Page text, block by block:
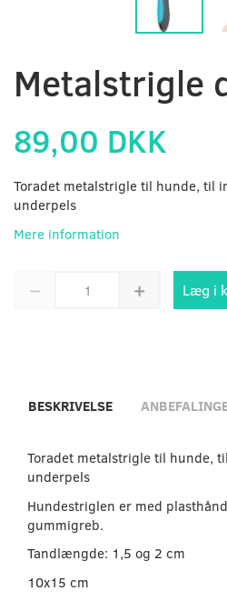
Metalstrigle
89,00 DKK
Toradet metalstrigle til hunde, til
underpels
Mere information
Læg i
BESKRIVELSE
Toradet metalstrigle til hunde,
underpels
Hundestriglen er med
gummigreb.
Tandlængde: 1,5 og 2 cm
10x15 cm